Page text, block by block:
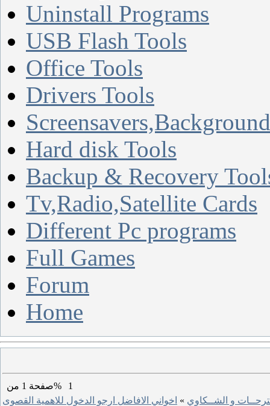
Uninstall Programs
USB Flash Tools
Office Tools
Drivers Tools
Hard disk Tools
Backup & Recovery
Tv,Radio,Satellite Cards
Different Pc programs
Full Games
Forum
Home
صفحة 1 من%
1
و الشــكاوي » اخواني الافاضل ارجو الدخول للاهمية القصوى